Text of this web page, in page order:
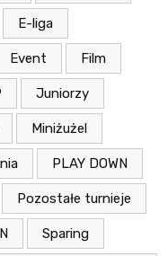
E-liga
Event Film
Juniorzy
Miniżużel
PLAY DOWN
Pozostałe turnieje
Sparing